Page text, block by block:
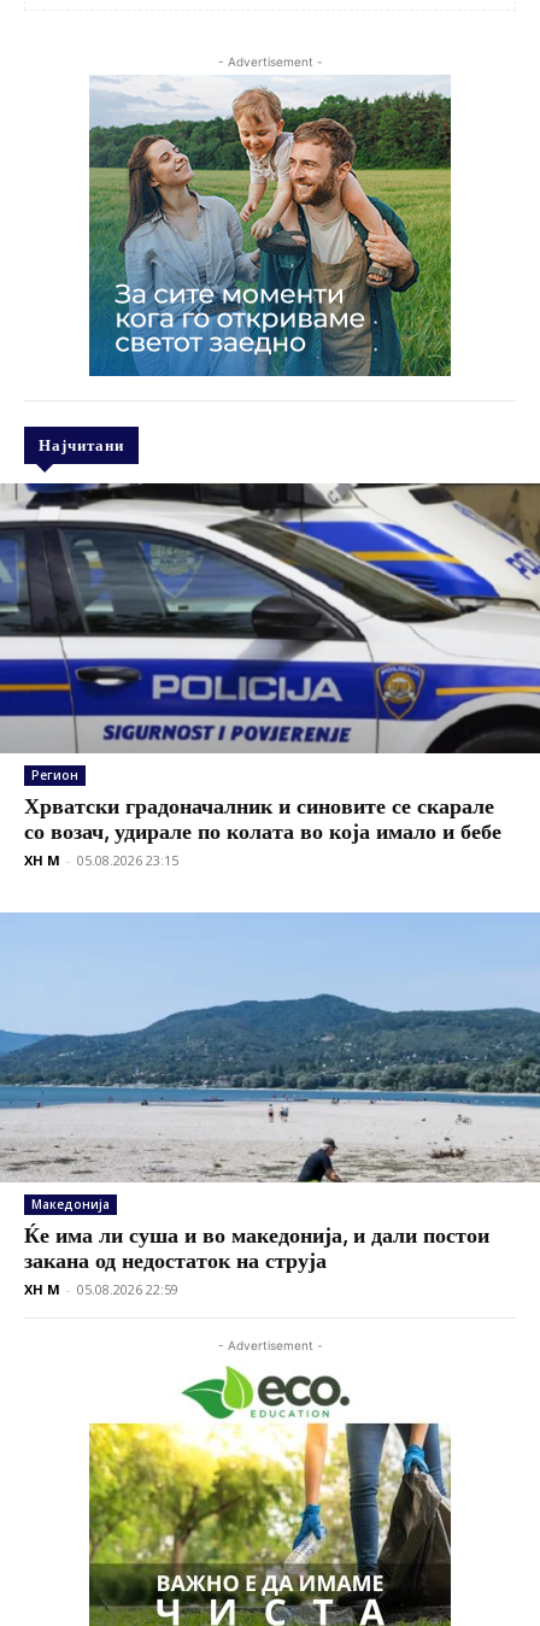
- Advertisement -
Најчитани
Регион
Хрватски градоначалник и синовите се скарале
со возач, удирале по колата во која имало и бебе
XH M - 05.08.2026 23:15
Македонија
Ќе има ли суша и во македонија, и дали постои
закана од недостаток на струја
XH M - 05.08.2026 22:59
- Advertisement -